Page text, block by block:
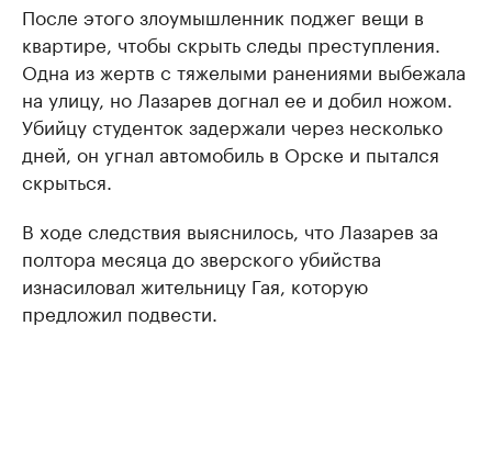
После этого злоумышленник поджег вещи в
квартире, чтобы скрыть следы преступления.
Одна из жертв с тяжелыми ранениями выбежала
на улицу, но Лазарев догнал ее и добил ножом.
Убийцу студенток задержали через несколько
дней, он угнал автомобиль в Орске и пытался
скрыться.
В ходе следствия выяснилось, что Лазарев за
полтора месяца до зверского убийства
изнасиловал жительницу Гая, которую
предложил подвести.